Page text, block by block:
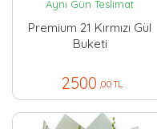
Aynı Gün Teslimat
Premium 21 Kırmızı Gül
Buketi
2500 ,00 TL